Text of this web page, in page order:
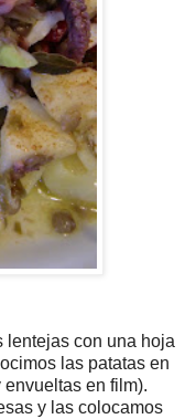
lentejas con una hoja
las patatas en
en film).
y las colocamos